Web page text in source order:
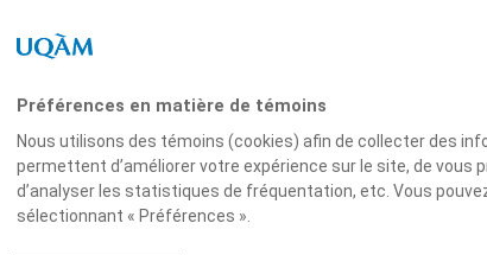
Préférences en matière de témoins
Nous utilisons des témoins (cookies) afin de collecter des
permettent d’améliorer votre expérience sur le site, de vous
d’analyser les statistiques de fréquentation, etc. Vous
sélectionnant « Préférences ».